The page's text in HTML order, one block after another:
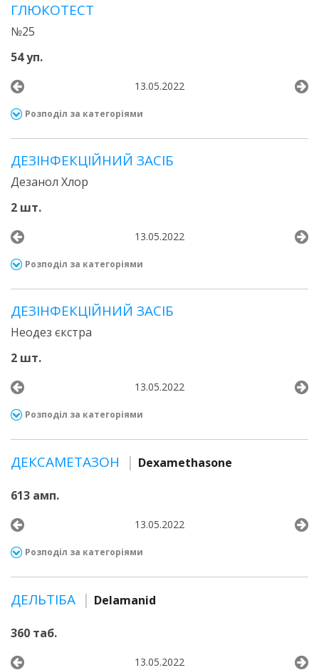
ГЛЮКОТЕСТ
№25
54 уп.
13.05.2022
Розподіл за категоріями
ДЕЗІНФЕКЦІЙНИЙ ЗАСІБ
Дезанол Хлор
2 шт.
13.05.2022
Розподіл за категоріями
ДЕЗІНФЕКЦІЙНИЙ ЗАСІБ
Неодез єкстра
2 шт.
13.05.2022
Розподіл за категоріями
ДЕКСАМЕТАЗОН Dexamethasone
613 амп.
13.05.2022
Розподіл за категоріями
ДЕЛЬТІБА Delamanid
360 таб.
13.05.2022